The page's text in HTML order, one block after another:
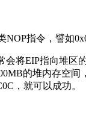
指令，譬如
EIP指向堆区
的堆内存空间
，就可以成功。